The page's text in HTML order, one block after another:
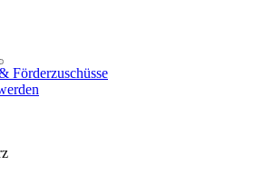
Förderzuschüsse